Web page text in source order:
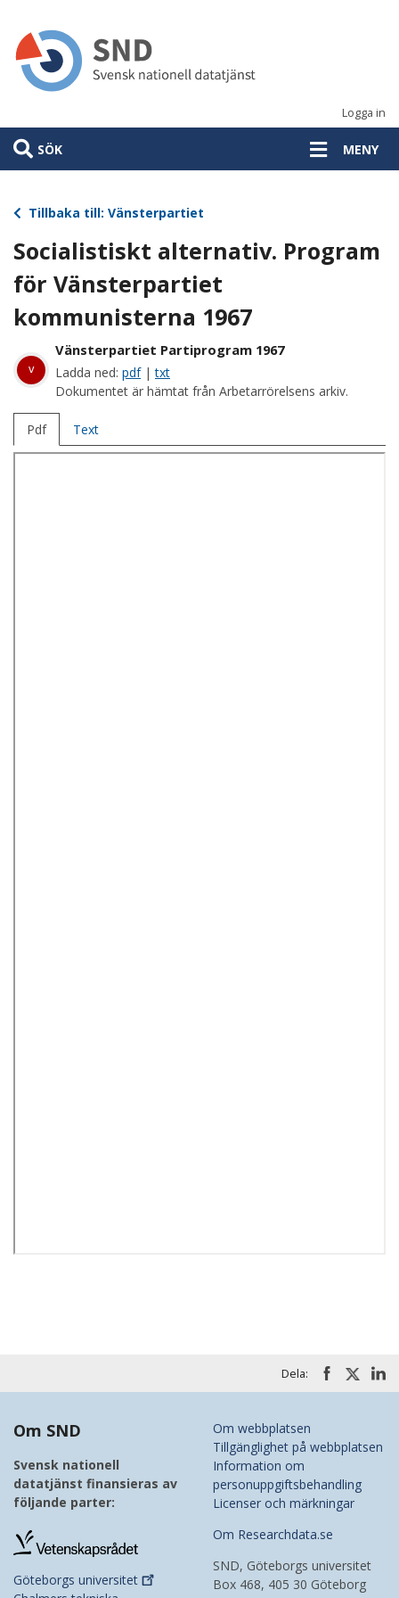
huvudinnehåll
Logga in
SÖK MENY
Tillbaka till: Vänsterpartiet
Socialistiskt alternativ. Program
för Vänsterpartiet
kommunisterna 1967
v
Vänsterpartiet Partiprogram 1967
Ladda ned: pdf|txt
Dokumentet är hämtat från Arbetarrörelsens arkiv.
Pdf Text
Dela:
Om SND
Svensk nationell
datatjänst finansieras av
följande parter:
Göteborgs universitet
Om webbplatsen
Tillgänglighet på webbplatsen
Information om
personuppgiftsbehandling
Licenser och märkningar
Om Researchdata.se
SND, Göteborgs universitet
Box 468, 405 30 Göteborg